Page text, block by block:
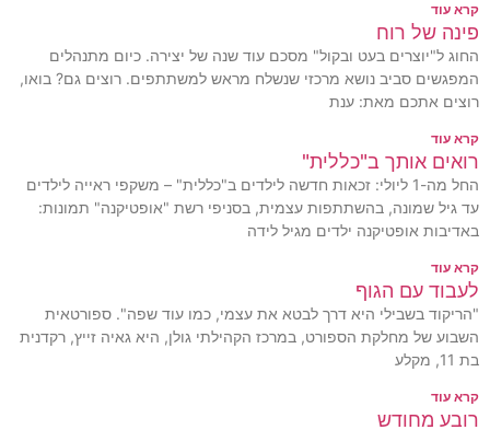
קרא עוד
פינה של רוח
החוג ל"יוצרים בעט ובקול" מסכם עוד שנה של יצירה. כיום מתנהלים
המפגשים סביב נושא מרכזי שנשלח מראש למשתתפים. רוצים גם? בואו,
רוצים אתכם מאת: ענת
קרא עוד
רואים אותך ב"כללית"
החל מה-1 ליולי: זכאות חדשה לילדים ב"כללית" – משקפי ראייה לילדים
עד גיל שמונה, בהשתתפות עצמית, בסניפי רשת "אופטיקנה" תמונות:
באדיבות אופטיקנה ילדים מגיל לידה
קרא עוד
לעבוד עם הגוף
"הריקוד בשבילי היא דרך לבטא את עצמי, כמו עוד שפה". ספורטאית
השבוע של מחלקת הספורט, במרכז הקהילתי גולן, היא גאיה זייץ, רקדנית
בת 11, מקלע
קרא עוד
רובע מחודש